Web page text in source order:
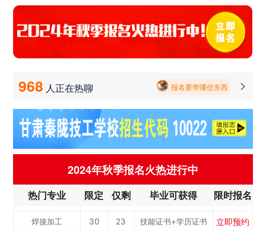
968 人正在热聊
毕业以后的就业率怎么样呀
学校环境怎么样啊 视频上看上去还挺不 错的 有实地去看过的么
学校里面的漂亮女孩子多不多呀
报名要带哪些东西 
2024年秋季报名火热进行中
热门专业 限定 仅剩 毕业可获得 限时报名
立即预约
美容美发 50 39 技能证书+学历证书 立即预约
烹饪(中西式面点) 40 31 技能证书+学历证书 立即预约
护理 90 70 技能证书+学历证书 立即预约
化工工艺 30 23 技能证书+学历证书 立即预约
立即预约
30 23 技能证书+学历证书
数控加工(数控车
工）
50 39 技能证书+学历证书 立即预约
焊接加工 30 23 技能证书+学历证书 立即预约